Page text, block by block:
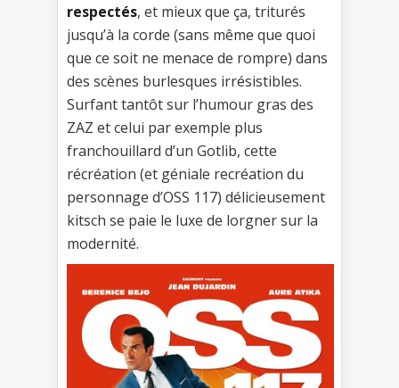
respectés, et mieux que ça, triturés
jusqu’à la corde (sans même que quoi
que ce soit ne menace de rompre) dans
des scènes burlesques irrésistibles.
Surfant tantôt sur l’humour gras des
ZAZ et celui par exemple plus
franchouillard d’un Gotlib, cette
récréation (et géniale recréation du
personnage d’OSS 117) délicieusement
kitsch se paie le luxe de lorgner sur la
modernité.